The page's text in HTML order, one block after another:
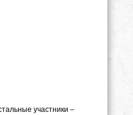
участники –